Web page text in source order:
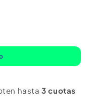
hasta3 cuotas